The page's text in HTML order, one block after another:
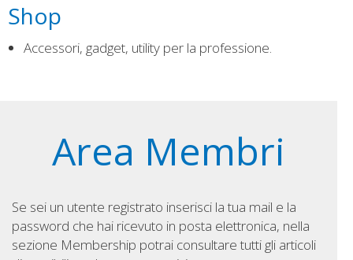
Shop
Accessori, gadget, utility per la professione.
Area Membri
Se sei un utente registrato inserisci la tua mail e la
password che hai ricevuto in posta elettronica, nella
sezione Membership potrai consultare tutti gli articoli